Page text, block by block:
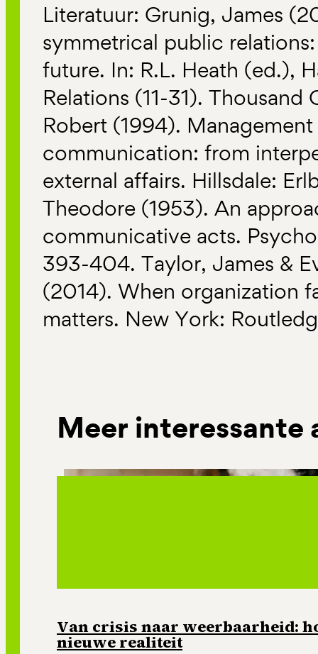
Literatuur: Grunig, James
symmetrical public
future. In: R.L. Heath (ed.),
Relations (11-31). Thousand
Robert (1994).
communication: from
external affairs. Hillsdale:
Theodore (1953). An
communicative acts.
393-404. Taylor, James &
(2014). When organization
matters. New York:
Meer interessante
Van crisis naar weerbaarheid:
nieuwe realiteit